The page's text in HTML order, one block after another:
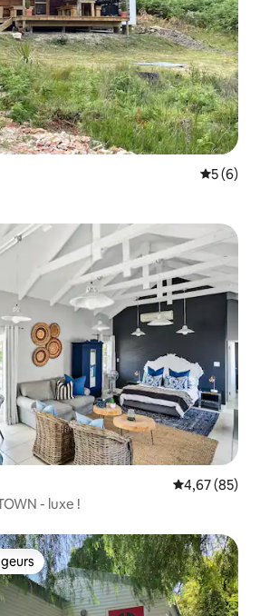
5 (6)
Évaluation
4,67 (85)
- luxe !